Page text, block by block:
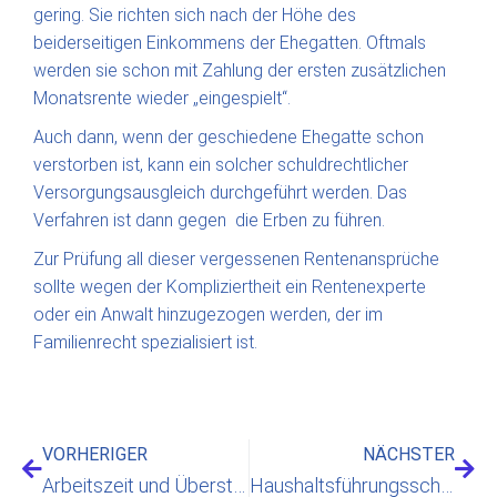
gering. Sie richten sich nach der Höhe des
beiderseitigen Einkommens der Ehegatten. Oftmals
werden sie schon mit Zahlung der ersten zusätzlichen
Monatsrente wieder „eingespielt“.
Auch dann, wenn der geschiedene Ehegatte schon
verstorben ist, kann ein solcher schuldrechtlicher
Versorgungsausgleich durchgeführt werden. Das
Verfahren ist dann gegen die Erben zu führen.
Zur Prüfung all dieser vergessenen Rentenansprüche
sollte wegen der Kompliziertheit ein Rentenexperte
oder ein Anwalt hinzugezogen werden, der im
Familienrecht spezialisiert ist.
VORHERIGER NÄCHSTER